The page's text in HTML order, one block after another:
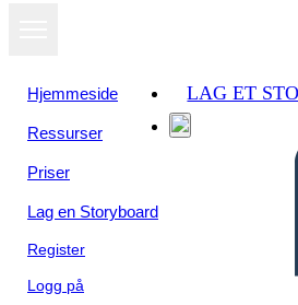
Hjemmeside
Ressurser
Priser
Lag en Storyboard
Register
Logg på
LAG ET